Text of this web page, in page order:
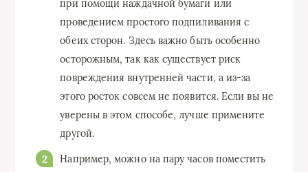
при помощи наждачной бумаги или
проведением простого подпиливания с
обеих сторон. Здесь важно быть особенно
осторожным, так как существует риск
повреждения внутренней части, а из-за
этого росток совсем не появится. Если вы не
уверены в этом способе, лучше примените
другой.
Например, можно на пару часов поместить